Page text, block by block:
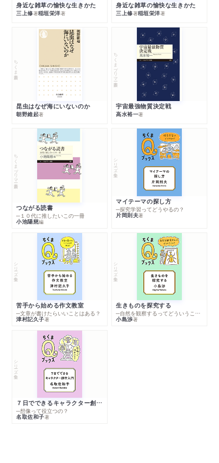
身近な雑草の愉快な生きかた
三上修著稲垣栄洋著
身近な雑草の愉快な生きかた
三上修著稲垣栄洋著
ちくま新書
昆虫はなぜ海にいないのか
朝野維起著
ちくまプリマー新書
宇宙最強物質決定戦
高水裕一著
ちくまプリマー新書
つながる読書
─１０代に推したいこの一冊
小池陽慈編
シリーズ・全集
マイテーマの探し方
─探究学習ってどうやるの？
片岡則夫著
シリーズ・全集
苦手から始める作文教室
─文章が書けたらいいことはある？
津村記久子著
シリーズ・全集
生きものを探究する
─自然を観察するってどういうこと？
小島渉著
シリーズ・全集
７日でできるキャラクター創作入門
─想像って役立つの？
名取佐和子著